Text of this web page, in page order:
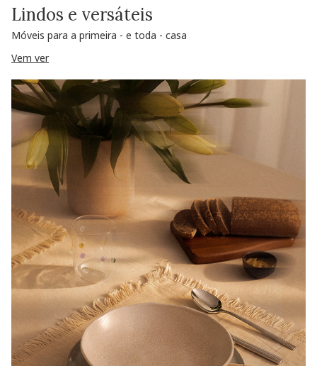
Lindos e versáteis
Móveis para a primeira - e toda - casa
Vem ver